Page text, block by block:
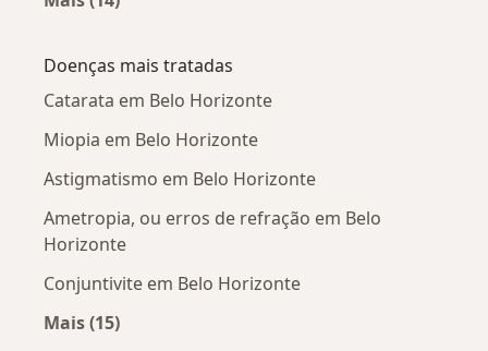
Doenças mais tratadas
Catarata em Belo Horizonte
Miopia em Belo Horizonte
Astigmatismo em Belo Horizonte
Ametropia, ou erros de refração em Belo
Horizonte
Conjuntivite em Belo Horizonte
Mais (15)